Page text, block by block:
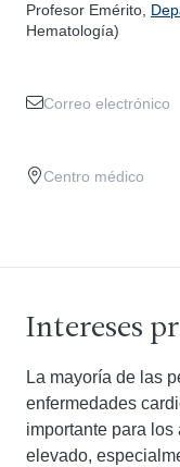
Profesor Emérito,
Hematología)
Correo electrónico
Centro médico
Intereses
La mayoría de las
enfermedades
importante para los
elevado,